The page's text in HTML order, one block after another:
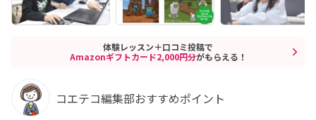
体験レッスン＋口コミ投稿で
Amazonギフトカード2,000円分がもらえる！
コエテコ編集部おすすめポイント